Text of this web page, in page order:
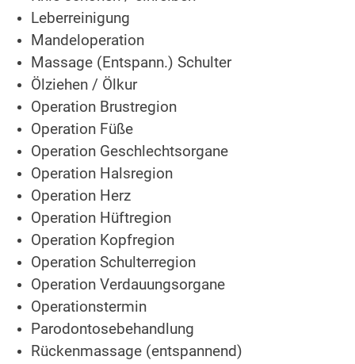
Leberreinigung
Mandeloperation
Massage (Entspann.) Schulter
Ölziehen / Ölkur
Operation Brustregion
Operation Füße
Operation Geschlechtsorgane
Operation Halsregion
Operation Herz
Operation Hüftregion
Operation Kopfregion
Operation Schulterregion
Operation Verdauungsorgane
Operationstermin
Parodontosebehandlung
Rückenmassage (entspannend)